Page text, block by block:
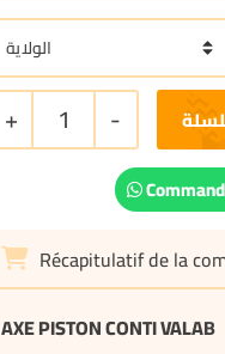
+ 1 -
Récapitulatif de la
AXE PISTON CONTI VALAB